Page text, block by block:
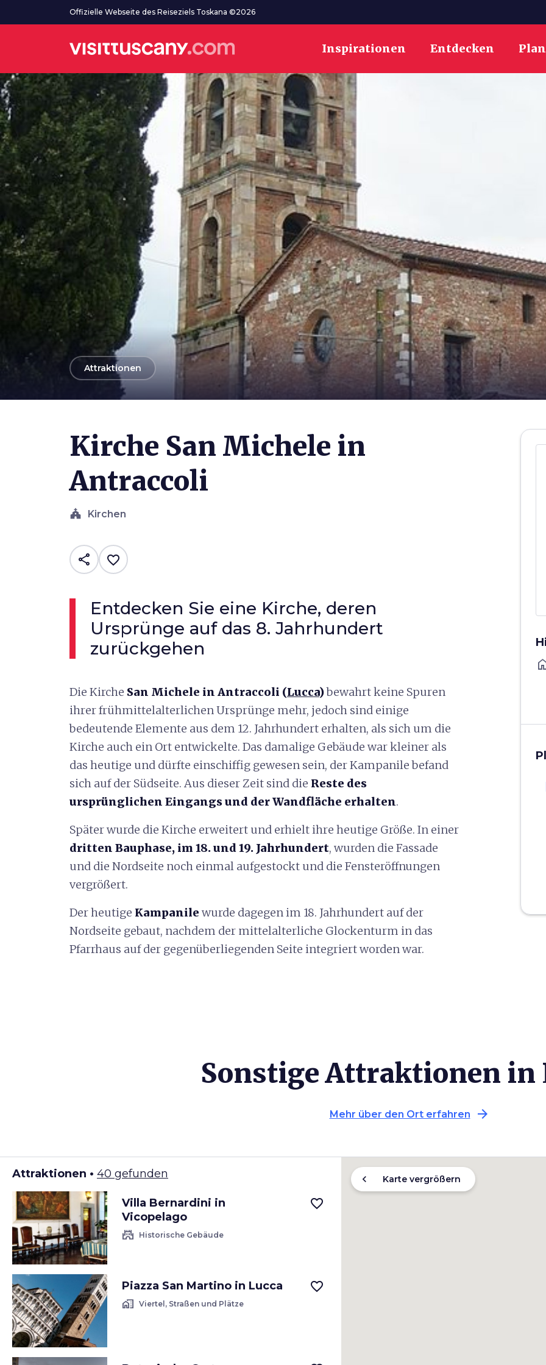
Zum HauptinhaltOffizielle Webseite des Reiseziels Toskana ©2026
Inspirationen Entdecken
arrow_back
Attraktionen
Kirche San Michele in
Antraccoli
church Kirchen
share favorite_border
Entdecken Sie eine Kirche, deren
Ursprünge auf das 8. Jahrhundert
zurückgehen
Die Kirche San Michele in Antraccoli (Lucca)bewahrt keine Spuren
ihrer frühmittelalterlichen Ursprünge mehr, jedoch sind einige
bedeutende Elemente aus dem 12. Jahrhundert erhalten, als sich um die
Kirche auch ein Ort entwickelte. Das damalige Gebäude war kleiner als
das heutige und dürfte einschiffig gewesen sein, der Kampanile befand
sich auf der Südseite. Aus dieser Zeit sind die Reste des
ursprünglichen Eingangs und der Wandfläche erhalten.
Später wurde die Kirche erweitert und erhielt ihre heutige Größe. In einer
dritten Bauphase, im 18. und 19. Jahrhundert, wurden die Fassade
und die Nordseite noch einmal aufgestockt und die Fensteröffnungen
vergrößert.
Der heutige Kampanile wurde dagegen im 18. Jahrhundert auf der
Nordseite gebaut, nachdem der mittelalterliche Glockenturm in das
Pfarrhaus auf der gegenüberliegenden Seite integriert worden war.
Sonstige Attraktionen in
Mehr über den Ort erfahren arrow_forward
Attraktionen • 40 gefunden
Villa Bernardini in
Vicopelago
castle Historische Gebäude
favorite_border
Piazza San Martino in Lucca
home_work Viertel, Straßen und Plätze
favorite_border
chevron_left Karte vergrößern